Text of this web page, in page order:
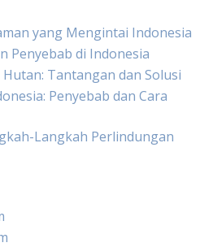
yang Mengintai Indonesia
Penyebab di Indonesia
Tantangan dan Solusi
Penyebab dan Cara
Langkah Perlindungan